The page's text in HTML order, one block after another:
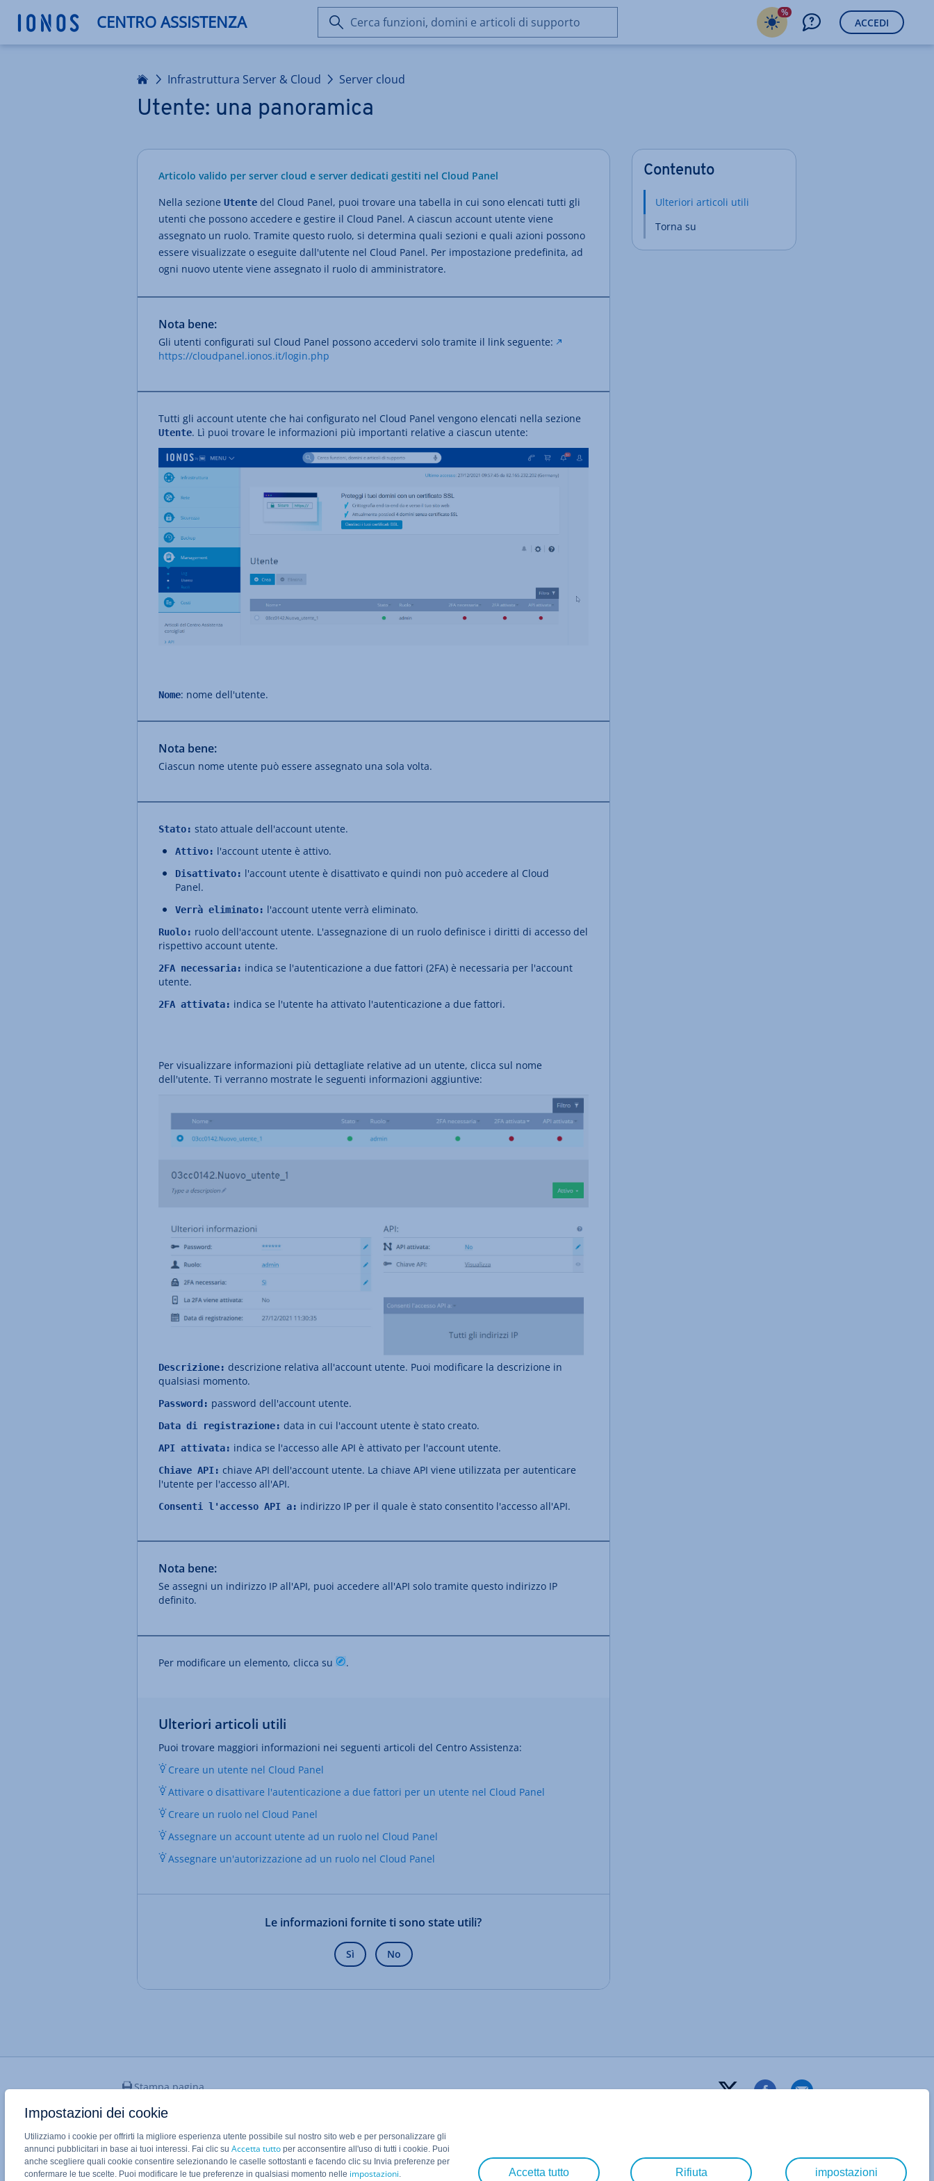
CENTRO ASSISTENZA
Cerca
funzioni,
%
ACCEDI
Homepage Infrastruttura Server & Cloud Server cloud
Utente: una panoramica
Articolo valido per server cloud e server dedicati gestiti nel Cloud Panel
Nella sezione Utente del Cloud Panel, puoi trovare una tabella in cui sono elencati tutti gli
utenti che possono accedere e gestire il Cloud Panel. A ciascun account utente viene
assegnato un ruolo. Tramite questo ruolo, si determina quali sezioni e quali azioni possono
essere visualizzate o eseguite dall'utente nel Cloud Panel. Per impostazione predefinita, ad
ogni nuovo utente viene assegnato il ruolo di amministratore.
Nota bene:
Gli utenti configurati sul Cloud Panel possono accedervi solo tramite il link seguente:
https://cloudpanel.ionos.it/login.php
Tutti gli account utente che hai configurato nel Cloud Panel vengono elencati nella sezione
Utente. Lì puoi trovare le informazioni più importanti relative a ciascun utente:
Nome: nome dell'utente.
Nota bene:
Ciascun nome utente può essere assegnato una sola volta.
Stato: stato attuale dell'account utente.
Attivo: l'account utente è attivo.
Disattivato: l'account utente è disattivato e quindi non può accedere al Cloud
Panel.
Verrà eliminato: l'account utente verrà eliminato.
Ruolo: ruolo dell'account utente. L'assegnazione di un ruolo definisce i diritti di accesso del
rispettivo account utente.
2FA necessaria: indica se l'autenticazione a due fattori (2FA) è necessaria per l'account
utente.
2FA attivata: indica se l'utente ha attivato l'autenticazione a due fattori.
Per visualizzare informazioni più dettagliate relative ad un utente, clicca sul nome
dell'utente. Ti verranno mostrate le seguenti informazioni aggiuntive:
Descrizione: descrizione relativa all'account utente. Puoi modificare la descrizione in
qualsiasi momento.
Password: password dell'account utente.
Data di registrazione: data in cui l'account utente è stato creato.
API attivata: indica se l'accesso alle API è attivato per l'account utente.
Chiave API: chiave API dell'account utente. La chiave API viene utilizzata per autenticare
l'utente per l'accesso all'API.
Consenti l'accesso API a: indirizzo IP per il quale è stato consentito l'accesso all'API.
Nota bene:
Se assegni un indirizzo IP all'API, puoi accedere all'API solo tramite questo indirizzo IP
definito.
Per modificare un elemento, clicca su .
Ulteriori articoli utili
Puoi trovare maggiori informazioni nei seguenti articoli del Centro Assistenza:
Creare un utente nel Cloud Panel
Attivare o disattivare l'autenticazione a due fattori per un utente nel Cloud Panel
Creare un ruolo nel Cloud Panel
Assegnare un account utente ad un ruolo nel Cloud Panel
Assegnare un'autorizzazione ad un ruolo nel Cloud Panel
Le informazioni fornite ti sono state utili?
Sì No
Contenuto
Ulteriori articoli utili
Torna su
Stampa pagina
Applicazione Mobile IONOS
Impostazioni dei cookie
Utilizziamo i cookie per offrirti la migliore esperienza utente possibile sul nostro sito web e per personalizzare gli
annunci pubblicitari in base ai tuoi interessi. Fai clic su Accetta tuttoper acconsentire all'uso di tutti i cookie. Puoi
anche scegliere quali cookie consentire selezionando le caselle sottostanti e facendo clic su Invia preferenze per
confermare le tue scelte. Puoi modificare le tue preferenze in qualsiasi momento nelle impostazioni. Accetta tutto Rifiuta impostazioni